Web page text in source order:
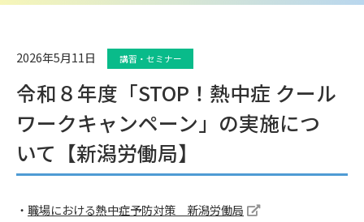
2026年5月11日 講習・セミナー
令和８年度「STOP！熱中症 クール
ワークキャンペーン」の実施につ
いて【新潟労働局】
・ 職場における熱中症予防対策 新潟労働局